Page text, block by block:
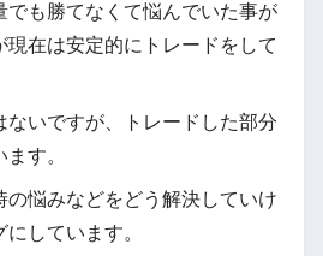
でも勝てなくて悩んでいた事が
現在は安定的にトレードをして
ないですが、トレードした部分
す。
の悩みなどをどう解決していけ
しています。